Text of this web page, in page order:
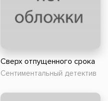
Сверх отпущенного срока
Сентиментальный детектив